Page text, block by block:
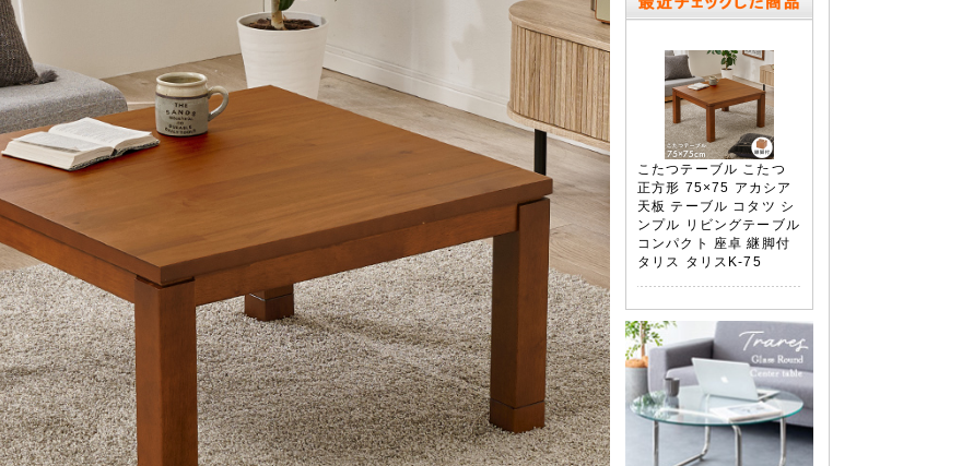
こたつテーブル こたつ
正方形 75×75 アカシア
天板 テーブル コタツ シ
ンプル リビングテーブル
コンパクト 座卓 継脚付
タリス タリスK-75